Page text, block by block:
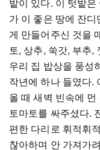
밭이 있다. 이 텃밭은
가 이 좋은 땅에 잔
게 만들어주신 것을
토, 상추, 쑥갓, 부추,
우리 집 밥상을 풍성
작년에 하나 들였다.
올 때 새벽 빈속에
토마토를 싸주셨다.
편한 다리로 휘적휘
찮아하며 안 가져가